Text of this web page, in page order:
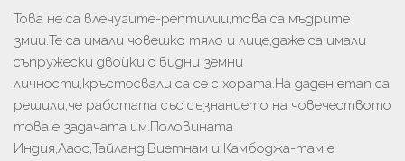
Това не са влечугите-рептилии,това са мъдрите
змии.Те са имали човешко тяло и лице,даже са имали
съпружески двойки с видни земни
личности,кръстосвали са се с хората.На даден етап са
решили,че работата със съзнанието на човечеството
това е задачата им.Половината
Индия,Лаос,Тайланд,Виетнам и Камбоджа-там е